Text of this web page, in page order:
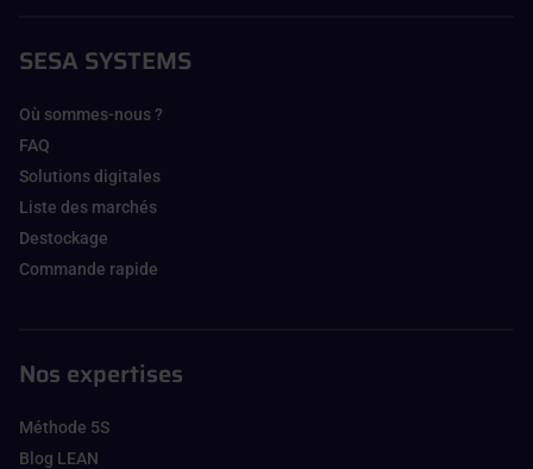
SESA SYSTEMS
Où sommes-nous ?
FAQ
Solutions digitales
Liste des marchés
Destockage
Commande rapide
Nos expertises
Méthode 5S
Blog LEAN